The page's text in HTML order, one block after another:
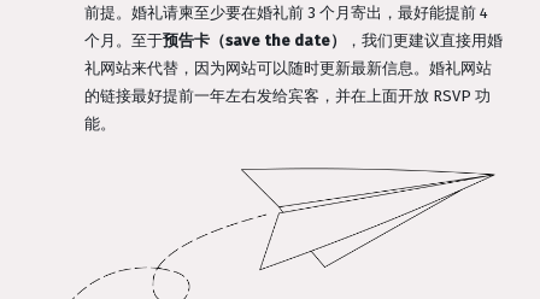
前提。婚礼请柬至少要在婚礼前 3 个月寄出，最好能提前 4
个月。至于预告卡（save the date）
，我们更建议直接用婚
礼网站来代替，因为网站可以随时更新最新信息。婚礼网站
的链接最好提前一年左右发给宾客，并在上面开放 RSVP 功
能。